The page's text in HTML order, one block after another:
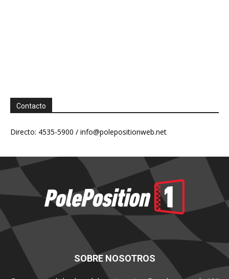
Contacto
Directo: 4535-5900 / info@polepositionweb.net
SOBRE NOSOTROS